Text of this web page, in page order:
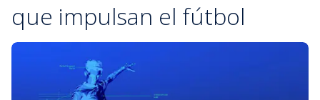
que impulsan el fútbol